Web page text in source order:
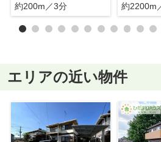
約200m／3分
約2200m
エリアの近い物件